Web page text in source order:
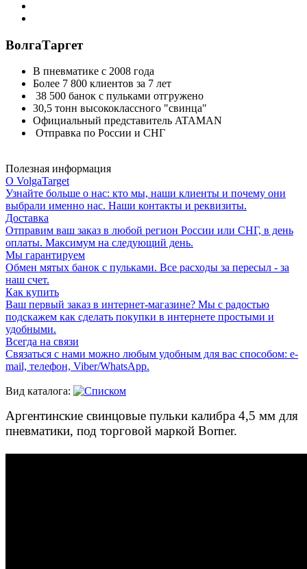
ВолгаТаргет
В пневматике с 2008 года
Более 7 800 клиентов за 7 лет
38 500 банок с пульками отгружено
30,5 тонн высококлассного "свинца"
Официальный представитель ATAMAN
Отправка по России и СНГ
Полезная информация
О VolgaTarget
Узнайте больше о нас: кто мы, наши клиенты и почему они
выбрали именно нас. Наши контакты и реквизиты.
Доставка
Отправим ваш заказ в любой регион России или СНГ, в день
оплаты. Максимум на следующий день.
Мы гарантируем
Обмен мятых банок с пульками. Все расходы за пересыл - за
наш счет.
Как купить
Ваш первый заказ в интернет-магазине? Мы с радостью
подскажем как сделать покупки в интернете простыми и
удобными.
Всегда на связи
Связаться с нами можно любым удобным для вас способом: e-
mail, телефон, Viber/WhatsApp.
Вид каталога:
Аргентинские свинцовые пульки калибра 4,5 мм для
пневматики, под торговой маркой Borner.